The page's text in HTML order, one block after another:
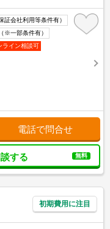
会社利用等条件有）
※一部条件有）
ライン相談可
電話で問合せ
する 無料
初期費用に注目